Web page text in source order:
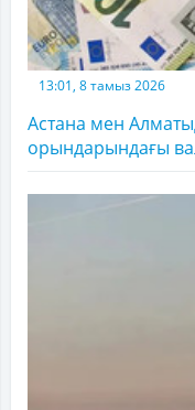
13:01, 8 тамыз 2026
Астана мен
орындарындағы